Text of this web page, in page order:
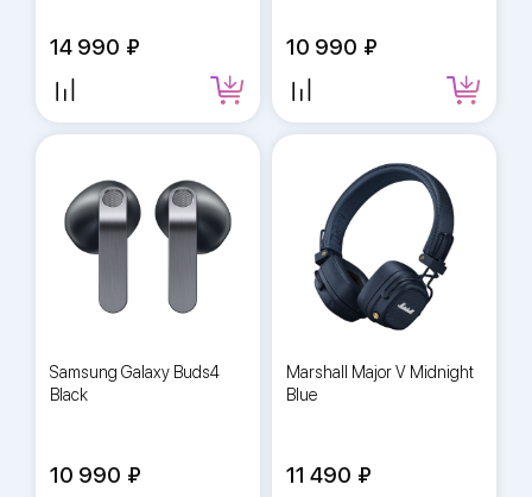
14 990 10 990
Samsung Galaxy Buds4
Black
10 990
Marshall Major V Midnight
Blue
11 490